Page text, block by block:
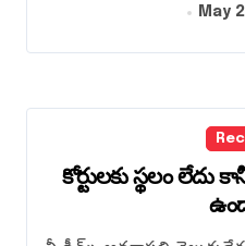
May
కోర్టులకు స్థలం